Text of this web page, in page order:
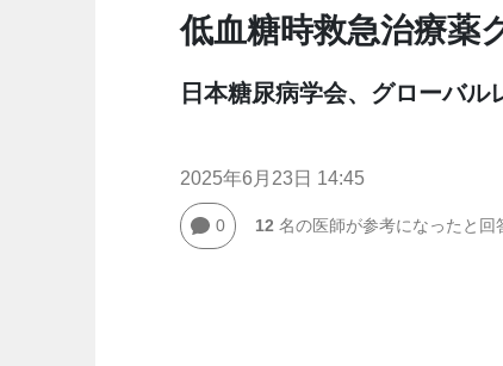
低血糖時救急治療薬
日本糖尿病学会、グローバ
2025年6月23日 14:45
0 12 名の医師が参考になったと回